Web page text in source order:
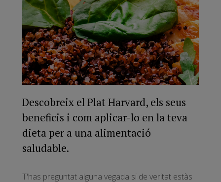
Descobreix el Plat Harvard, els seus
beneficis i com aplicar-lo en la teva
dieta per a una alimentació
saludable.
T'has preguntat alguna vegada si de veritat estàs